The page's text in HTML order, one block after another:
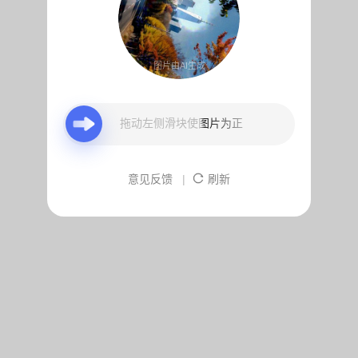
图片由AI生成
拖动左侧滑块使图片为正
意见反馈 | 刷新